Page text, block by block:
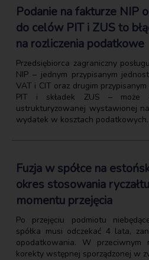
Podanie na fakturze NIP
do celów PIT i ZUS to
na rozliczenia podatkowe
Przedsiębiorca zagraniczny
NIP – jednym przypisanym
VAT i CIT oraz drugim
PIT i składek ZUS – może
ustrukturyzowanej wystawionej
wydatek w kosztach podatkowych.
Fuzja w spółce na
okres stosowania
momentu przejęcia
Po przejęciu podmiotu
spółka musi odczekać 4 lata,
opodatkowania. W przeciwnym
korekty wstępnej sporządzonej w